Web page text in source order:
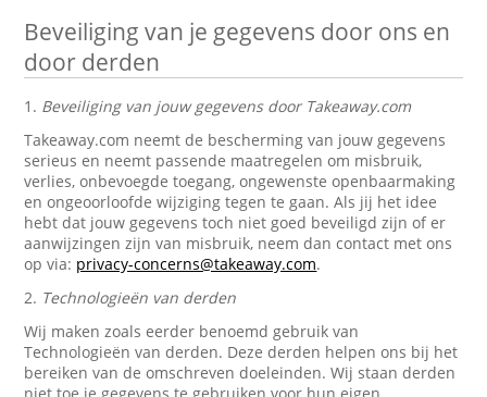
Beveiliging van je gegevens door ons en
door derden
1. Beveiliging van jouw gegevens door Takeaway.com
Takeaway.com neemt de bescherming van jouw gegevens
serieus en neemt passende maatregelen om misbruik,
verlies, onbevoegde toegang, ongewenste openbaarmaking
en ongeoorloofde wijziging tegen te gaan. Als jij het idee
hebt dat jouw gegevens toch niet goed beveiligd zijn of er
aanwijzingen zijn van misbruik, neem dan contact met ons
op via: privacy-concerns@takeaway.com.
2. Technologieën van derden
Wij maken zoals eerder benoemd gebruik van
Technologieën van derden. Deze derden helpen ons bij het
bereiken van de omschreven doeleinden. Wij staan derden